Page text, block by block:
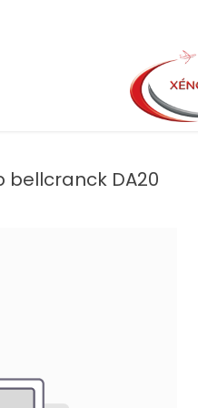
REQUEST FOR
bellcranck DA20